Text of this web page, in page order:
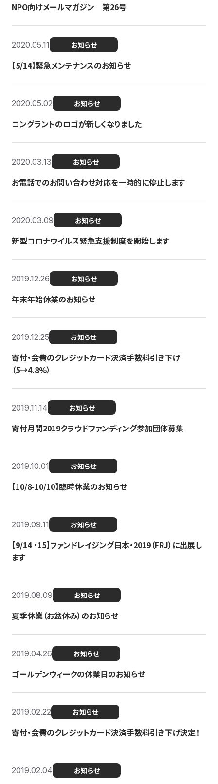
NPO向けメールマガジン 第26号
2020.05.11 お知らせ
【5/14】緊急メンテナンスのお知らせ
2020.05.02 お知らせ
コングラントのロゴが新しくなりました
2020.03.13 お知らせ
お電話でのお問い合わせ対応を一時的に停止します
2020.03.09 お知らせ
新型コロナウイルス緊急支援制度を開始します
2019.12.26 お知らせ
年末年始休業のお知らせ
2019.12.25 お知らせ
寄付・会費のクレジットカード決済手数料引き下げ
（5→4.8%）
2019.11.14 お知らせ
寄付月間2019クラウドファンディング参加団体募集
2019.10.01 お知らせ
【10/8-10/10】臨時休業のお知らせ
2019.09.11 お知らせ
【9/14 ・15】ファンドレイジング日本・2019（FRJ）に出展し
ます
2019.08.09 お知らせ
夏季休業（お盆休み）のお知らせ
2019.04.26 お知らせ
ゴールデンウィークの休業日のお知らせ
2019.02.22 お知らせ
寄付・会費のクレジットカード決済手数料引き下げ決定！
2019.02.04 お知らせ